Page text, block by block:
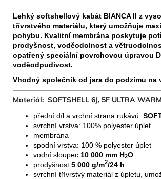
Lehký softshellový kabát BIANCA II z
třívrstvého materiálu, který umožňuje
pohybu. Kvalitní membrána poskytuje
prodyšnost, voděodolnost a
opatřený speciální povrchovou úpravou
voděodpudivost.
Vhodný společník od jara do podzimu na
Materiál: SOFTSHELL 6J, 5F ULTRA WARM
přední díl a vrchní strana rukávů:
svrchní vrstva: 100% polyester úplet
membrána
spodní vrstva: 100 % polyester úplet
vodní sloupec 10 000 mm H2O
prodyšnost 5 000 g/m2/24 h
svrchní třívrstvý materiál z úpletu,
BLUE
1
603
Kč
Původně:
2
290
Kč